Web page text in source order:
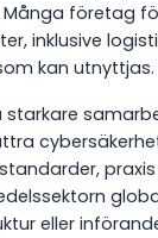
företag
inklusive
kan utnyttjas.
eller